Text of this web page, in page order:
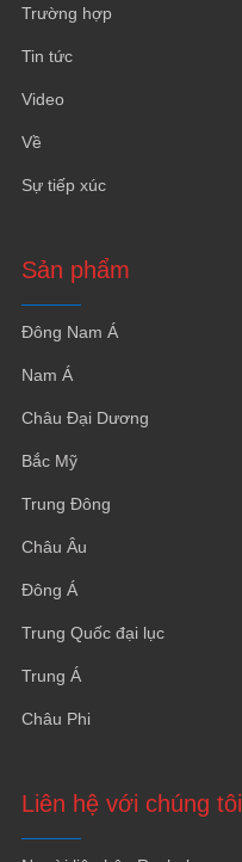
Trường hợp
Tin tức
Video
Về
Sự tiếp xúc
Sản phẩm
Đông Nam Á
Nam Á
Châu Đại Dương
Bắc Mỹ
Trung Đông
Châu Âu
Đông Á
Trung Quốc đại lục
Trung Á
Châu Phi
Liên hệ với chúng tôi